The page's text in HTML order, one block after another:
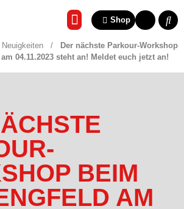
Shop
Neuigkeiten /
Der nächste Parkour-Workshop
04.11.2023 steht an! Meldet euch jetzt an!
BEIM
AM